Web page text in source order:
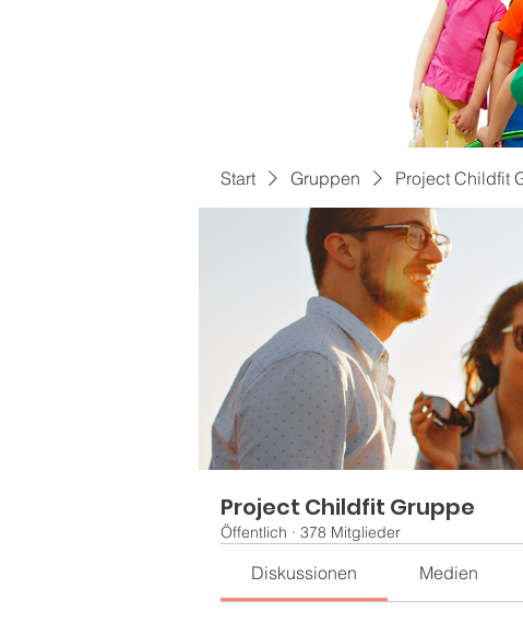
Start Gruppen Project Childfit
Project Childfit Gruppe
Öffentlich · 378 Mitglieder
Diskussionen Medien